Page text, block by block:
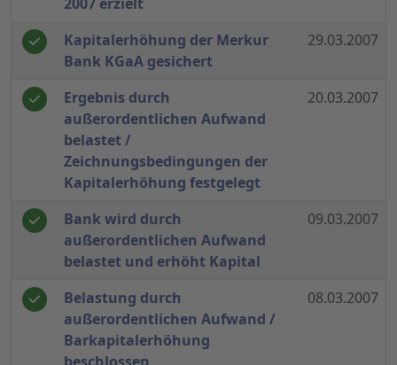
Kapitalerhöhung der Merkur
Bank KGaA gesichert
29.03.2007
Ergebnis durch
außerordentlichen Aufwand
belastet /
Zeichnungsbedingungen der
Kapitalerhöhung festgelegt
20.03.2007
Bank wird durch
außerordentlichen Aufwand
belastet und erhöht Kapital
09.03.2007
Belastung durch
außerordentlichen Aufwand /
Barkapitalerhöhung
08.03.2007